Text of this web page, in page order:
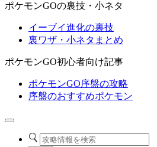
ポケモンGOの裏技・小ネタ
イーブイ進化の裏技
裏ワザ・小ネタまとめ
ポケモンGO初心者向け記事
ポケモンGO序盤の攻略
序盤のおすすめポケモン